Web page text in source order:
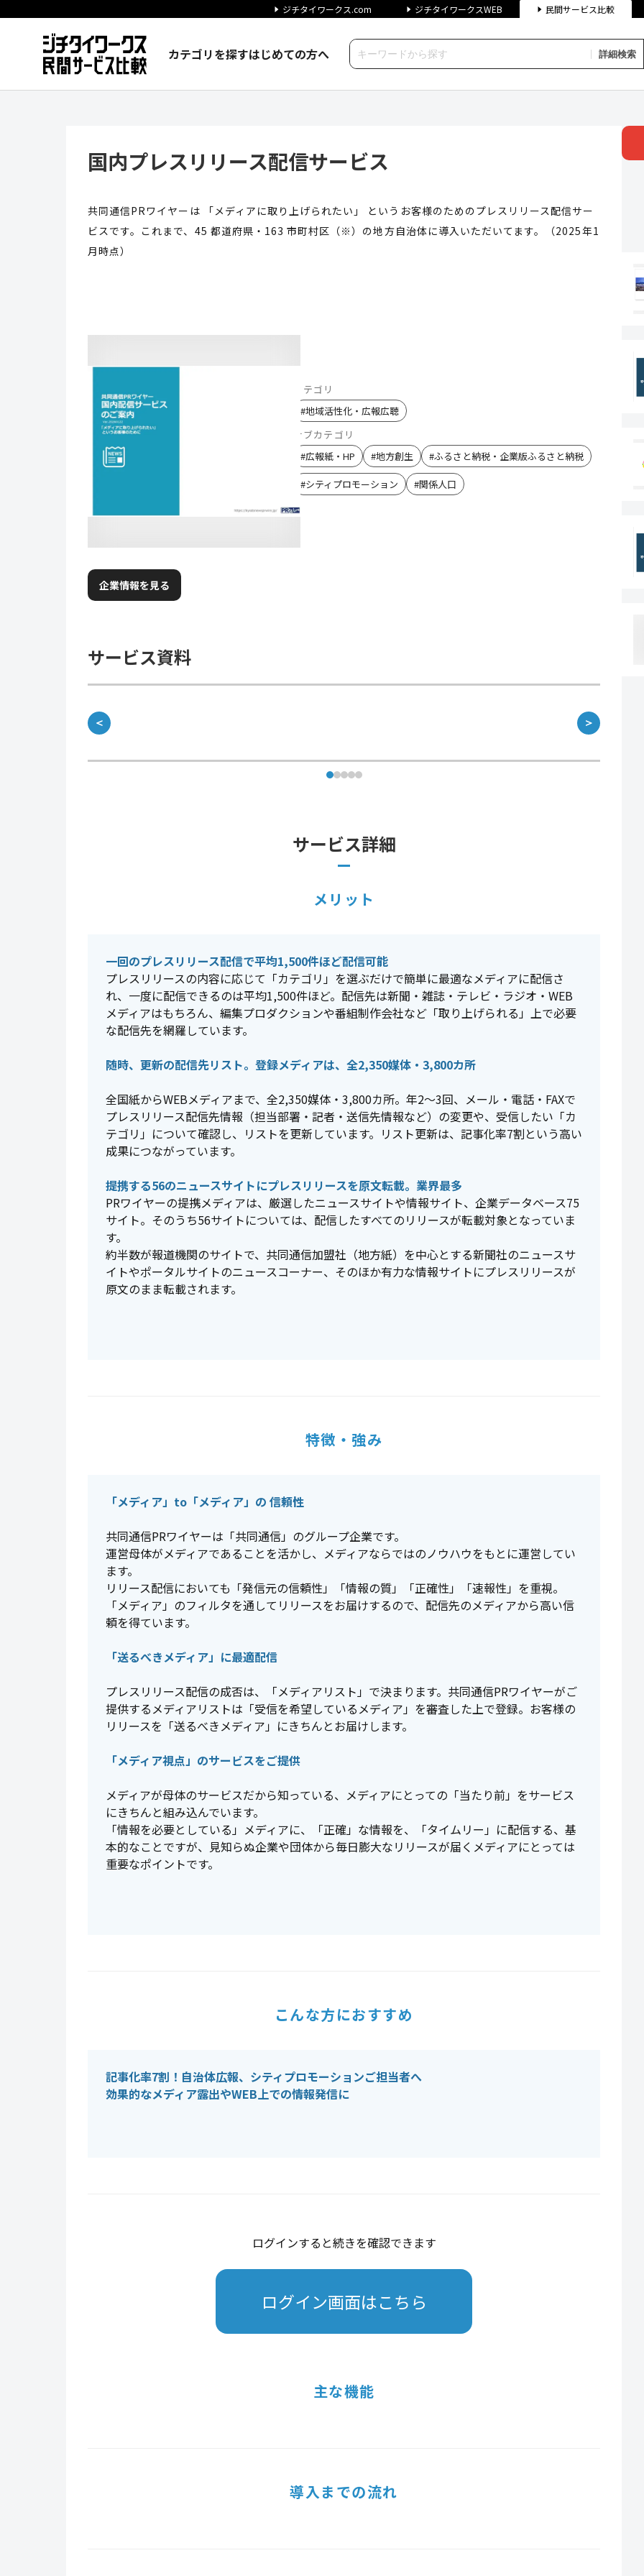
ジチタイワークス.com ジチタイワークスWEB 民間サービス比較
カテゴリを探すはじめての方へ 詳細検索
国内プレスリリース配信サービス
共同通信PRワイヤーは 「メディアに取り上げられたい」 というお客様のためのプレスリリース配信サー
ビスです。これまで、45 都道府県・163 市町村区（※）の地方自治体に導入いただいてます。（2025年1
月時点）
カテゴリ
#地域活性化・広報広聴
サブカテゴリ
#広報紙・HP #地方創生 #ふるさと納税・企業版ふるさと納税
#シティプロモーション #関係人口
企業情報を見る
サービス資料
＜ ＞
サービス詳細
メリット
一回のプレスリリース配信で平均1,500件ほど配信可能
プレスリリースの内容に応じて「カテゴリ」を選ぶだけで簡単に最適なメディアに配信さ
れ、一度に配信できるのは平均1,500件ほど。配信先は新聞・雑誌・テレビ・ラジオ・WEB
メディアはもちろん、編集プロダクションや番組制作会社など「取り上げられる」上で必要
な配信先を網羅しています。
随時、更新の配信先リスト。登録メディア​は、全2,350媒体・3,800カ所
全国紙からWEBメディアまで、全2,350媒体・3,800カ所。年2～3回、メール・電話・FAXで
プレスリリース配信先情報（担当部署・記者・送信先情報など）の変更や、受信したい「カ
テゴリ」について確認し、リストを更新しています。リスト更新は、記事化率7割という高い
成果につながっています。
提携する56のニュースサイトにプレスリリースを原文転載。業界最多
PRワイヤーの提携メディアは、厳選したニュースサイトや情報サイト、企業データベース75
サイト。そのうち56サイトについては、配信したすべてのリリースが転載対象となっていま
す。
約半数が報道機関のサイトで、共同通信加盟社（地方紙）を中心とする新聞社のニュースサ
イトやポータルサイトのニュースコーナー、そのほか有力な情報サイトにプレスリリースが
原文のまま転載されます。
特徴・強み
「メディア」to「メディア」の 信頼性
共同通信PRワイヤーは「共同通信」のグループ企業です。
運営母体がメディアであることを活かし、メディアならではのノウハウをもとに運営してい
ます。
リリース配信においても「発信元の信頼性」「情報の質」「正確性」「速報性」を重視。
「メディア」のフィルタを通してリリースをお届けするので、配信先のメディアから高い信
頼を得ています。
「送るべきメディア」に最適配信
プレスリリース配信の成否は、「メディアリスト」で決まります。共同通信PRワイヤーがご
提供するメディアリストは「受信を希望しているメディア」を審査した上で登録。お客様の
リリースを「送るべきメディア」にきちんとお届けします。
「メディア視点」のサービスをご提供
メディアが母体のサービスだから知っている、メディアにとっての「当たり前」をサービス
にきちんと組み込んでいます。
「情報を必要としている」メディアに、「正確」な情報を、「タイムリー」に配信する、基
本的なことですが、見知らぬ企業や団体から毎日膨大なリリースが届くメディアにとっては
重要なポイントです。
こんな方におすすめ
記事化率7割！自治体広報、シティプロモーションご担当者へ
効果的なメディア露出やWEB上での情報発信に
ログインすると続きを確認できます
ログイン画面はこちら
主な機能
導入までの流れ